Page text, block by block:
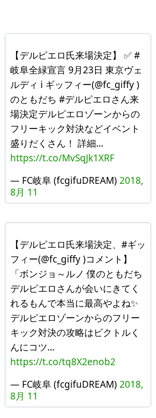
【デルピエロ氏来場決定】 ✅ #
岐阜全緑宣言 9月23日 東京ヴェ
ルディ ℹ️ ギッフィー(@fc_giffy )
のともだち #デルピエロさん来
場決定デルピエロゾーンからの
フリーキック対決などイベント
盛りだくさん！ 詳細…
https://t.co/MvSqJk1XRF
— FC岐阜 (fcgifuDREAM) 2018,
8月 11
【デルピエロ氏来場決定、#ギッ
フィー(@fc_giffy )コメント】
「ボンジョ～ルノ 僕のともだち
デルピエロさんが会いにきてく
れるもんで本当に最高やよね✨
デルピエロゾーンからのフリー
キック対決の攻略はビクトルく
んにコツ…
https://t.co/tq8X2enob2
— FC岐阜 (fcgifuDREAM) 2018,
8月 11